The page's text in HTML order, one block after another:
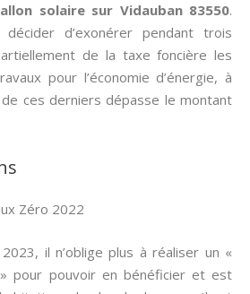
solaire sur Vidauban 83550.
d’exonérer pendant trois
de la taxe foncière les
pour l’économie d’énergie, à
ces derniers dépasse le montant
Zéro 2022
il n’oblige plus à réaliser un «
pour pouvoir en bénéficier et est